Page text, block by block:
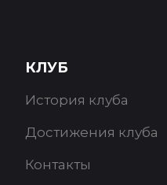
КЛУБ
История клуба
Достижения клуба
Контакты